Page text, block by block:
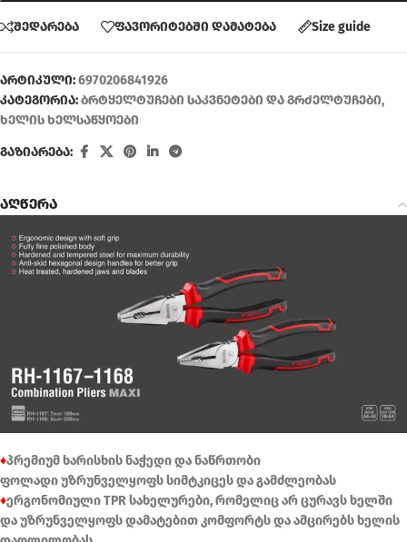
შედარება ფავორიტებში დამატება Size guide
არტიკული:6970206841926
კატეგორია:ბრტყელტუჩები საკვნეტები და გრძელტუჩები,
ხელის ხელსაწყოები
გაზიარება:
აღწერა
♦პრემიუმ ხარისხის ნაჭედი და ნაწრთობი
ფოლადი უზრუნველყოფს სიმტკიცეს და გამძლეობას
♦ერგონომიული TPR სახელურები, რომელიც არ ცურავს ხელში
და უზრუნველყოფს დამატებით კომფორტს და ამცირებს ხელის